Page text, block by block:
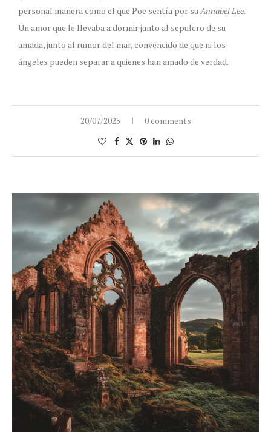
personal manera como el que Poe sentía por su Annabel Lee.
Un amor que le llevaba a dormir junto al sepulcro de su
amada, junto al rumor del mar, convencido de que ni los
ángeles pueden separar a quienes han amado de verdad.
20/07/2025 0 comments